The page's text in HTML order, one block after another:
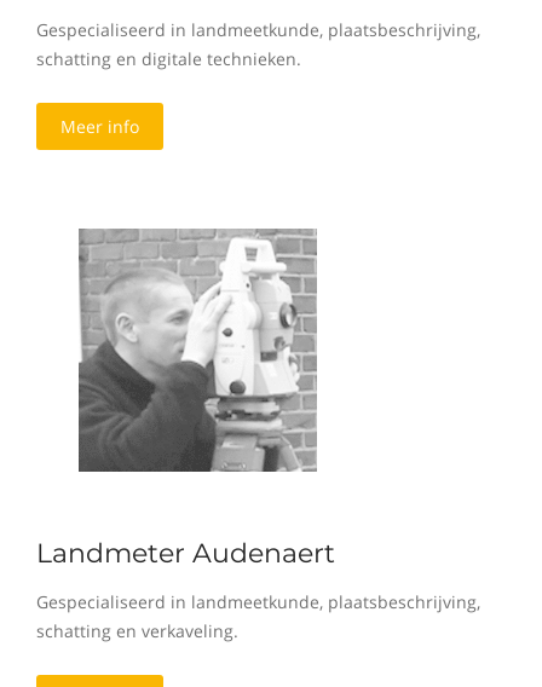
Gespecialiseerd in landmeetkunde, plaatsbeschrijving,
schatting en digitale technieken.
Meer info
Landmeter Audenaert
Gespecialiseerd in landmeetkunde, plaatsbeschrijving,
schatting en verkaveling.